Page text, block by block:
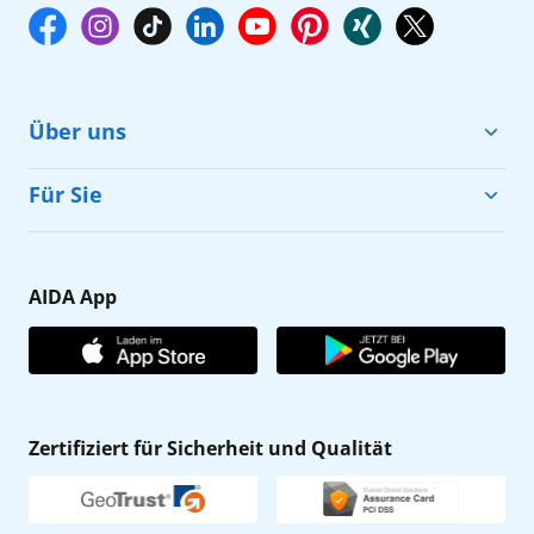
Über uns
Cruise & Help
Karriere
Affiliateprogramm
Verhaltens- & Ethikkodex
Newsletter
Für Sie
Gästefragebogen
AIDA Club
AIDA App
AIDA App
Zertifiziert für Sicherheit und Qualität